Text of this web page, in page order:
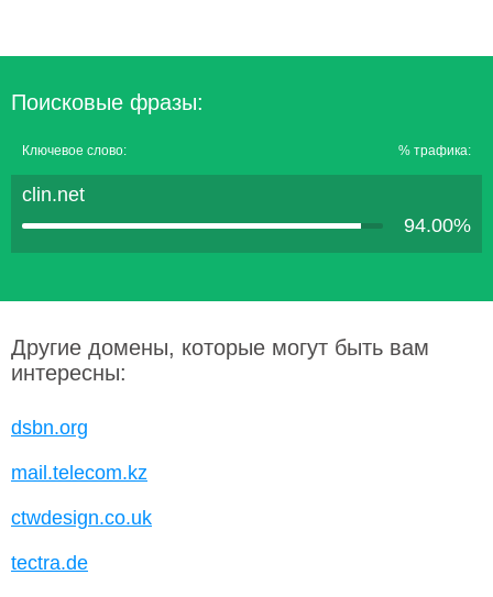
Поисковые фразы:
Ключевое слово: % трафика:
clin.net
94.00%
Другие домены, которые могут быть вам
интересны:
dsbn.org
mail.telecom.kz
ctwdesign.co.uk
tectra.de